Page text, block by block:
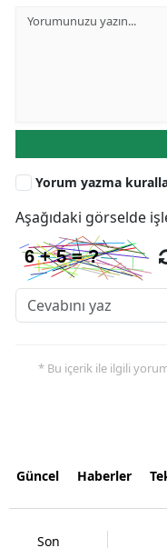
Yorum yazma
Aşağıdaki görselde
* Bu içerik ile ilgili
Güncel Haberler
Son